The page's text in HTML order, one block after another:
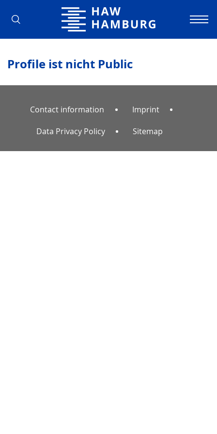
Hamburg University of Applied
Profile ist nicht Public
Contact information Imprint
Data Privacy Policy Sitemap